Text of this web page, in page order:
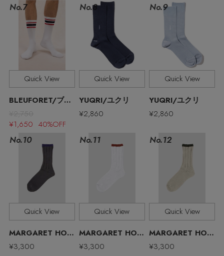
ポーチ
チャーム・ストラップ
その他(傘・ハンカチ・時計など)
HOT STYLE
メルマガ PICKUP
No.7
Quick View
BLEUFORET/ブルーフォレ
¥2,750
¥1,650 40%OFF
No.8
Quick View
YUQRI/ユクリ
¥2,860
No.9
Quick View
YUQRI/ユクリ
¥2,860
No.10
Quick View
MARGARET HOWELL MEN/マーガレット・ハウエル メン
¥3,300
No.11
Quick View
MARGARET HOWELL MEN/マーガレット・ハウエル メン
¥3,300
No.12
Quick View
MARGARET HOWELL MEN/マーガレット・ハウエル メン
¥3,300